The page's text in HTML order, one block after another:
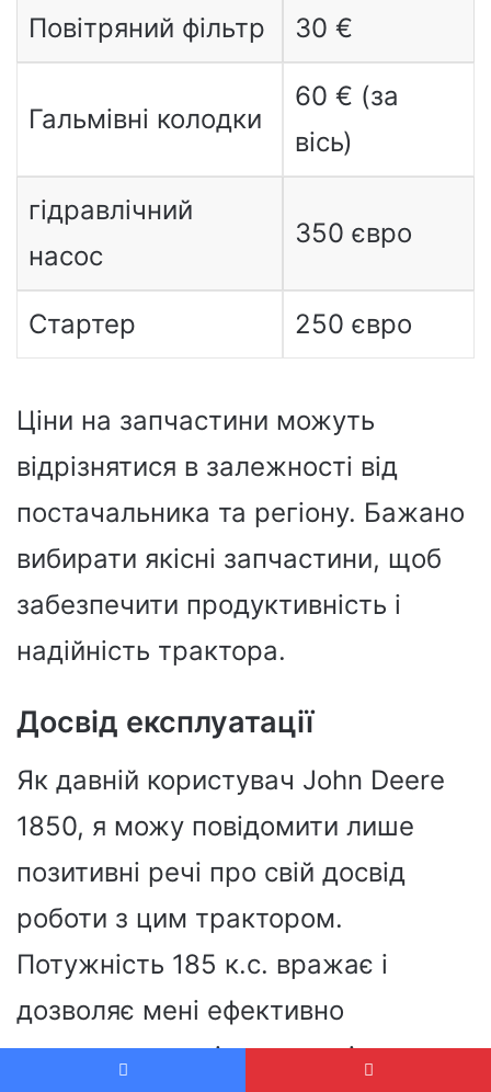
Повітряний фільтр 30 €
Гальмівні колодки
60 € (за
вісь)
гідравлічний
насос
350 євро
Стартер 250 євро
Ціни на запчастини можуть
відрізнятися в залежності від
постачальника та регіону. Бажано
вибирати якісні запчастини, щоб
забезпечити продуктивність і
надійність трактора.
Досвід експлуатації
Як давній користувач John Deere
1850, я можу повідомити лише
позитивні речі про свій досвід
роботи з цим трактором.
Потужність 185 к.с. вражає і
дозволяє мені ефективно
виконувати навіть складні